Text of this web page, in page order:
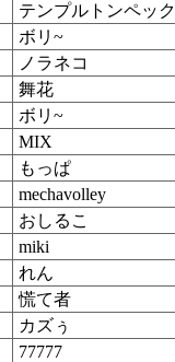
テンプルトンペック
ボリ~
ノラネコ
舞花
ボリ~
MIX
もっぱ
mechavolley
おしるこ
miki
れん
慌て者
カズぅ
77777